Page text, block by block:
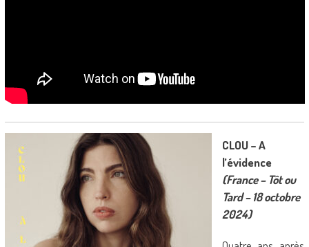
CLOU – A
l’évidence
(France – Tôt ou
Tard – 18 octobre
2024)